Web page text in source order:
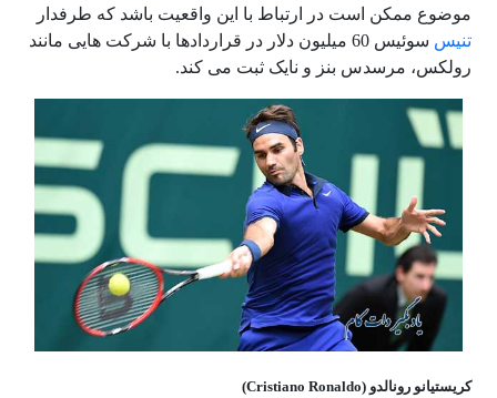
موضوع ممکن است در ارتباط با این واقعیت باشد که طرفدار
تنیس
سوئیس 60 میلیون دلار در قراردادها با شرکت هایی مانند
رولکس، مرسدس بنز و نایک ثبت می کند.
کریستیانو رونالدو (Cristiano Ronaldo)